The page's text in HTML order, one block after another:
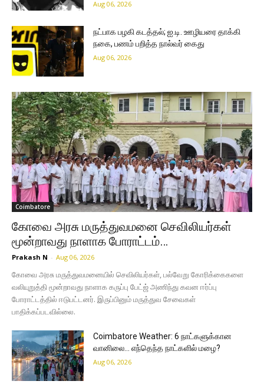
Aug 06, 2026
நட்பாக பழகி கடத்தல்; ஐ.டி. ஊழியரை தாக்கி
நகை, பணம் பறித்த நால்வர் கைது
Aug 06, 2026
Coimbatore
கோவை அரசு மருத்துவமனை செவிலியர்கள்
மூன்றாவது நாளாக போராட்டம்…
Prakash N - Aug 06, 2026
கோவை அரசு மருத்துவமனையில் செவிலியர்கள், பல்வேறு கோரிக்கைகளை
வலியுறுத்தி மூன்றாவது நாளாக கருப்பு பேட்ஜ் அணிந்து கவன ஈர்ப்பு
போராட்டத்தில் ஈடுபட்டனர். இருப்பினும் மருத்துவ சேவைகள்
பாதிக்கப்படவில்லை.
Coimbatore Weather: 6 நாட்களுக்கான
வானிலை… எந்தெந்த நாட்களில் மழை?
Aug 06, 2026